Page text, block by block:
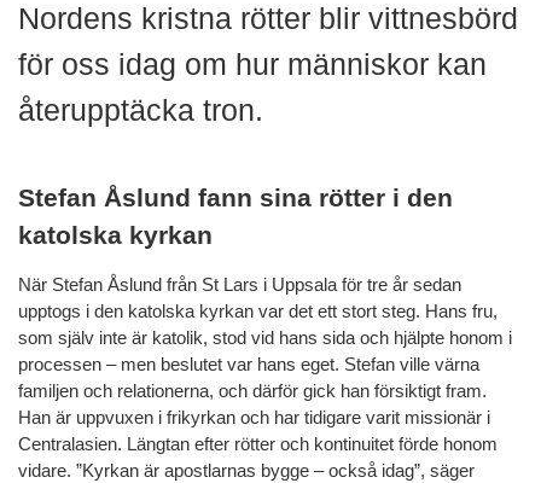
Nordens kristna rötter blir vittnesbörd
för oss idag om hur människor kan
återupptäcka tron.
Stefan Åslund fann sina rötter i den
katolska kyrkan
När Stefan Åslund från St Lars i Uppsala för tre år sedan
upptogs i den katolska kyrkan var det ett stort steg. Hans fru,
som själv inte är katolik, stod vid hans sida och hjälpte honom i
processen – men beslutet var hans eget. Stefan ville värna
familjen och relationerna, och därför gick han försiktigt fram.
Han är uppvuxen i frikyrkan och har tidigare varit missionär i
Centralasien. Längtan efter rötter och kontinuitet förde honom
vidare. ”Kyrkan är apostlarnas bygge – också idag”, säger